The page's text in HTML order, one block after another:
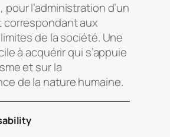
l’administration d’un
correspondant aux
de la société. Une
à acquérir qui s’appuie
et sur la
de la nature humaine.